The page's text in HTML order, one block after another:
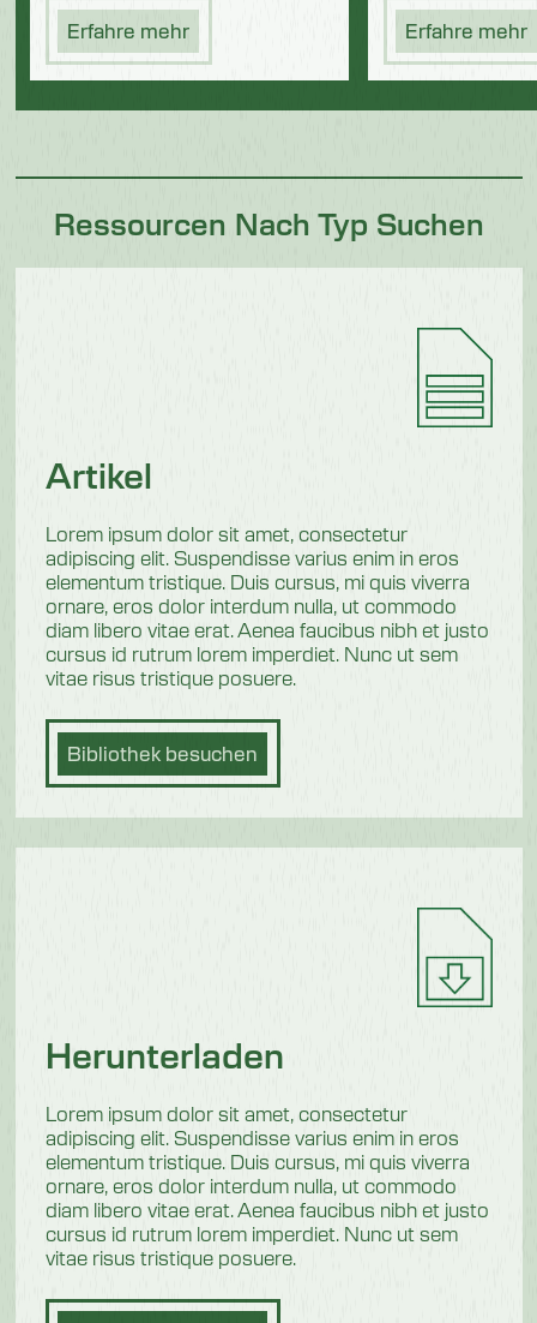
Erfahre mehr Erfahre mehr
Ressourcen Nach Typ Suchen
Artikel
Lorem ipsum dolor sit amet, consectetur
adipiscing elit. Suspendisse varius enim in eros
elementum tristique. Duis cursus, mi quis viverra
ornare, eros dolor interdum nulla, ut commodo
diam libero vitae erat. Aenea faucibus nibh et justo
cursus id rutrum lorem imperdiet. Nunc ut sem
vitae risus tristique posuere.
Bibliothek besuchen
Herunterladen
Lorem ipsum dolor sit amet, consectetur
adipiscing elit. Suspendisse varius enim in eros
elementum tristique. Duis cursus, mi quis viverra
ornare, eros dolor interdum nulla, ut commodo
diam libero vitae erat. Aenea faucibus nibh et justo
cursus id rutrum lorem imperdiet. Nunc ut sem
vitae risus tristique posuere.